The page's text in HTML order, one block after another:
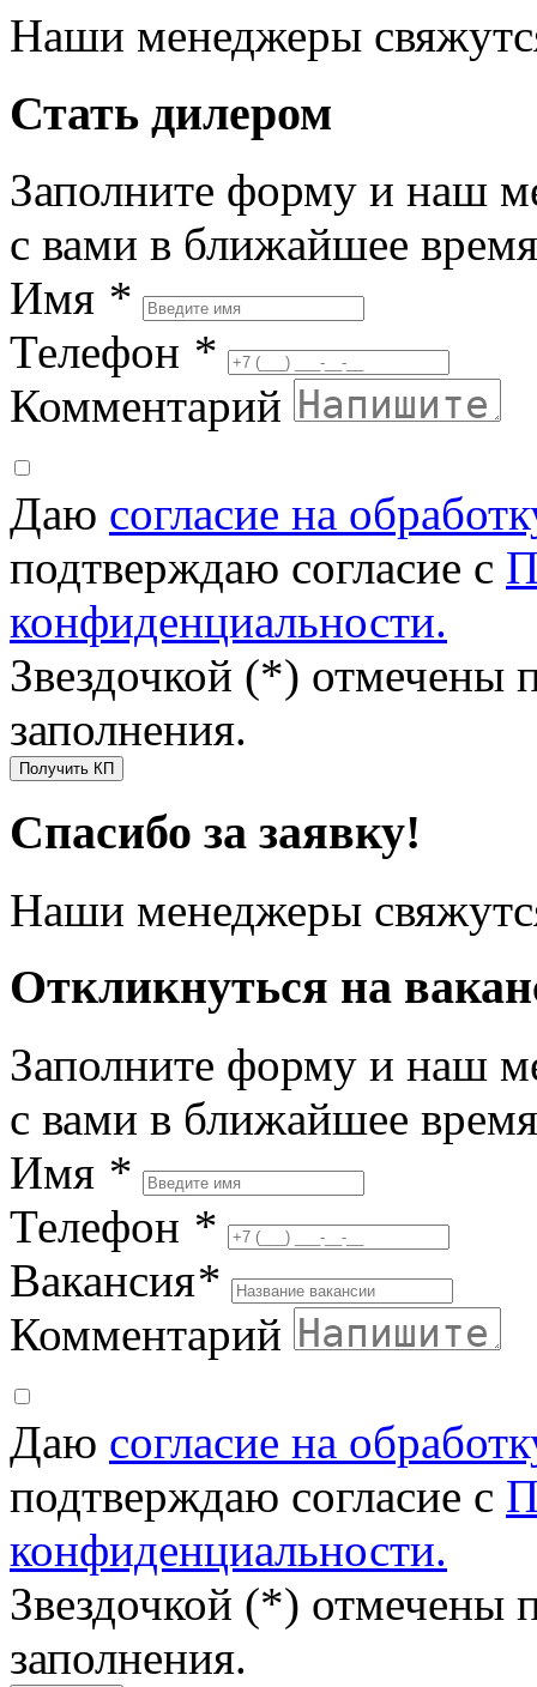
Наши менеджеры
Стать дилером
Заполните форму и наш
с вами в ближайшее время
Имя *
Телефон *
Комментарий
Даю согласие на
подтверждаю согласие с
конфиденциальности.
Звездочкой (*) отмечены
заполнения.
Получить КП
Спасибо за заявку!
Наши менеджеры
Откликнуться на
Заполните форму и наш
с вами в ближайшее время
Имя *
Телефон *
Вакансия*
Комментарий
Даю согласие на
подтверждаю согласие с
конфиденциальности.
Звездочкой (*) отмечены
заполнения.